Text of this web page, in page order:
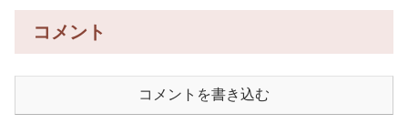
コメント
コメントを書き込む